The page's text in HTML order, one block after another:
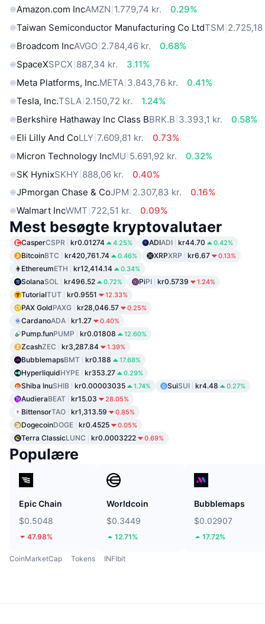
Amazon.com IncAMZN 1.779,74 kr.
0.29%
Taiwan Semiconductor Manufacturing Co LtdTSM 2.725,18
Broadcom IncAVGO 2.784,46 kr.
0.68%
SpaceXSPCX 887,34 kr.
3.11%
Meta Platforms, Inc.META 3.843,76 kr.
0.41%
Tesla, Inc.TSLA 2.150,72 kr.
1.24%
Berkshire Hathaway Inc Class BBRK.B 3.393,1 kr.
0.58%
Eli Lilly And CoLLY 7.609,81 kr.
0.73%
Micron Technology IncMU 5.691,92 kr.
0.32%
SK HynixSKHY 888,06 kr.
0.40%
JPmorgan Chase & CoJPM 2.307,83 kr.
0.16%
Walmart IncWMT 722,51 kr. 0.09%
Mest besøgte kryptovalutaer
CasperCSPR kr0.01274 4.25% ADIADI kr44.70 0.42%
BitcoinBTC kr420,761.74 0.46% XRPXRP kr6.67 0.13%
EthereumETH kr12,414.14 0.34%
SolanaSOL kr496.52 0.72% PiPI kr0.5739 1.24%
TutorialTUT kr0.9551 12.33%
PAX GoldPAXG kr28,046.57 0.25%
CardanoADA kr1.27 0.40%
Pump.funPUMP kr0.01808 12.60%
ZcashZEC kr3,287.84 1.39%
BubblemapsBMT kr0.188 17.68%
HyperliquidHYPE kr353.27 0.29%
Shiba InuSHIB kr0.00003035 1.74% SuiSUI kr4.48 0.27%
AudieraBEAT kr15.03 28.05%
BittensorTAO kr1,313.59 0.85%
DogecoinDOGE kr0.4525 0.05%
Terra ClassicLUNC kr0.0003222 0.69%
Populære
Epic Chain
$0.5048
47.98%
Worldcoin
$0.3449
12.71%
Bubblemaps
$0.02907
17.72%
CoinMarketCap Tokens INFIbit